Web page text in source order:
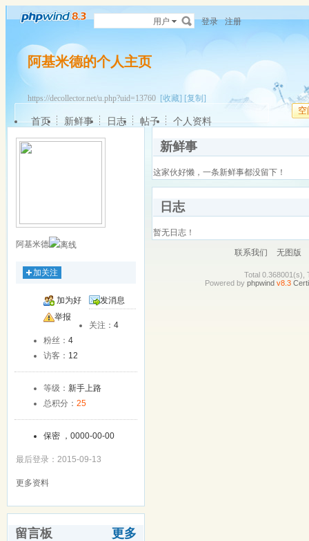
用户 登录 注册
阿基米德的个人主页
https://decollector.net/u.php?uid=13760 [收藏] [复制]
空
首页 新鲜事 日志 帖子 个人资料
阿基米德
加关注
加为好
友
发消息
举报
关注： 4
粉丝： 4
访客： 12
等级： 新手上路
总积分： 25
保密 ，0000-00-00
最后登录：2015-09-13
更多资料
更多
留言板
新鲜事
这家伙好懒，一条新鲜事都没留下！
日志
暂无日志！
联系我们 无图版
Total 0.368001(s),
Powered by phpwind v8.3